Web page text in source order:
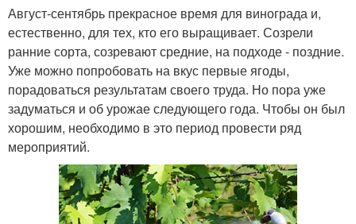
Август-сентябрь прекрасное время для винограда и,
естественно, для тех, кто его выращивает. Созрели
ранние сорта, созревают средние, на подходе - поздние.
Уже можно попробовать на вкус первые ягоды,
порадоваться результатам своего труда. Но пора уже
задуматься и об урожае следующего года. Чтобы он был
хорошим, необходимо в это период провести ряд
мероприятий.